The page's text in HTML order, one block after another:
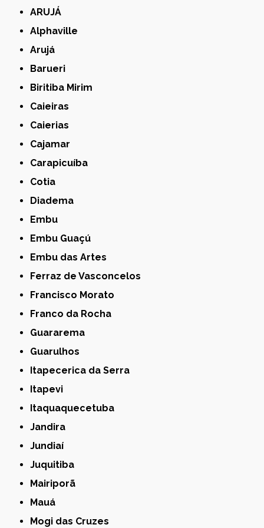
ARUJÁ
Alphaville
Arujá
Barueri
Biritiba Mirim
Caieiras
Caierias
Cajamar
Carapicuíba
Cotia
Diadema
Embu
Embu Guaçú
Embu das Artes
Ferraz de Vasconcelos
Francisco Morato
Franco da Rocha
Guararema
Guarulhos
Itapecerica da Serra
Itapevi
Itaquaquecetuba
Jandira
Jundiaí
Juquitiba
Mairiporã
Mauá
Mogi das Cruzes